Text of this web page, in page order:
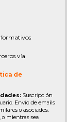
vía
de
Suscripción
Envío de emails
o asociados.
mientras sea